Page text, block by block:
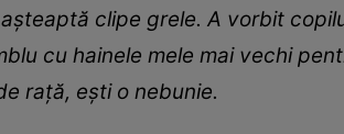
clipe grele. A vorbit
cu hainele mele mai vechi
rață, ești o nebunie.